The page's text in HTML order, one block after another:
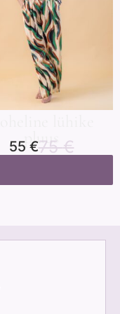
pluus
75€
55 €